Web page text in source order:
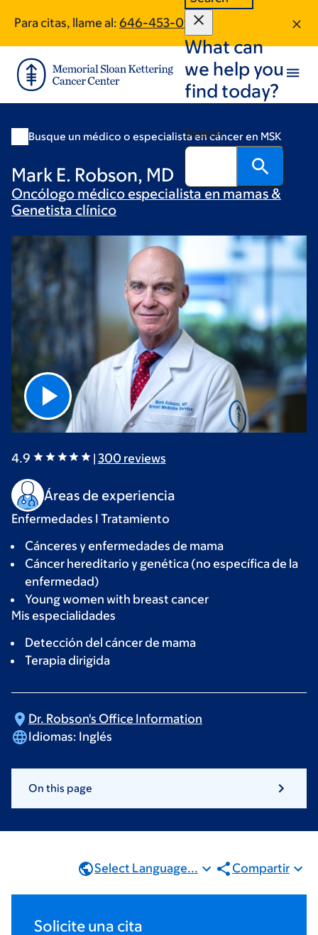
main
content
footer
Para citas, llame al: 646-453-0968
What can
we help you
find today?
Search
Busque un médico o especialista en cáncer en MSK
Mark E. Robson, MD
Oncólogo médico especialista en mamas &
Genetista clínico
4.9 | 300 reviews
Áreas de experiencia
Enfermedades I Tratamiento
Cánceres y enfermedades de mama
Cáncer hereditario y genética (no específica de la
enfermedad)
Young women with breast cancer
Mis especialidades
Detección del cáncer de mama
Terapia dirigida
Dr. Robson's Office Information
Idiomas: Inglés
On this page
Select Language... Compartir
Solicite una cita